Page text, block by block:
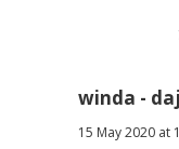
winda -
15 May 2020 at